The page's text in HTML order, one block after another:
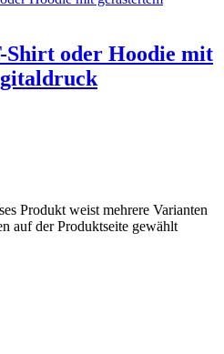
Shirt oder Hoodie mit
Produkt weist mehrere Varianten
auf der Produktseite gewählt